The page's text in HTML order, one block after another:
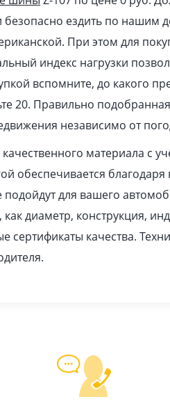
безопасно ездить по
При этом для
индекс нагрузки
вспомните, до какого
20. Правильно
независимо от
качественного материала с
обеспечивается
для вашего
как диаметр, конструкция,
сертификаты качества.